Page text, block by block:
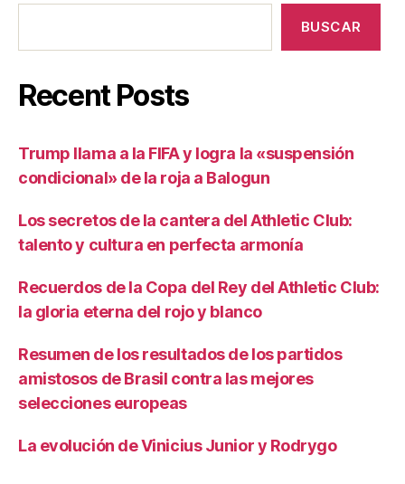
BUSCAR
Recent Posts
Trump llama a la FIFA y logra la «suspensión
condicional» de la roja a Balogun
Los secretos de la cantera del Athletic Club:
talento y cultura en perfecta armonía
Recuerdos de la Copa del Rey del Athletic Club:
la gloria eterna del rojo y blanco
Resumen de los resultados de los partidos
amistosos de Brasil contra las mejores
selecciones europeas
La evolución de Vinicius Junior y Rodrygo